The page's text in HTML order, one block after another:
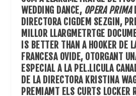
WEDDING DANCE, OPERA PRIMA
DIRECTORA CIGDEM SEZGIN,
MILLOR LLARGMETRTGE
IS BETTER THAN A HOOKER DE
FRANCESA OVIDE, OTORGANT
ESPECIAL A LA PEL.LICULA
DE LA DIRECTORA KRISTINA
PREMIAMT ELS CURTS LOCKER